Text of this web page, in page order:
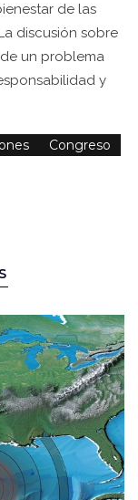
de las
discusión sobre
un problema
y
Congreso